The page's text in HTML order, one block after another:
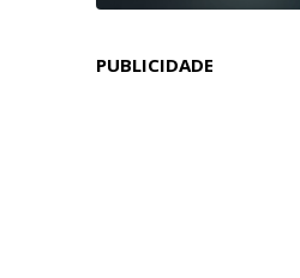
PUBLICIDADE